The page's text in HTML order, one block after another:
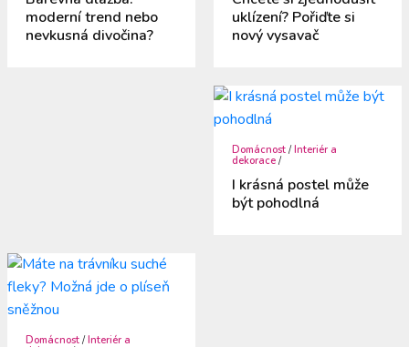
moderní trend nebo
nevkusná divočina?
uklízení? Pořiďte si
nový vysavač
Domácnost /Interiér a
dekorace /
I krásná postel může
být pohodlná
Domácnost /Interiér a